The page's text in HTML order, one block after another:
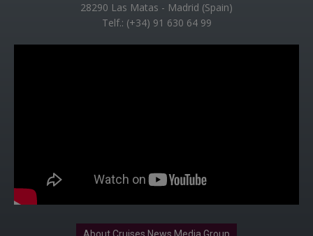
28290 Las Matas - Madrid (Spain)
Telf.: (+34) 91 630 64 99